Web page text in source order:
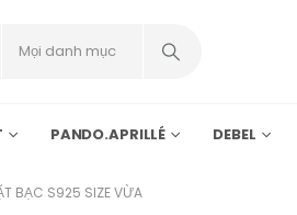
PANDO.APRILLÉ DEBEL
BẠC S925 SIZE VỪA